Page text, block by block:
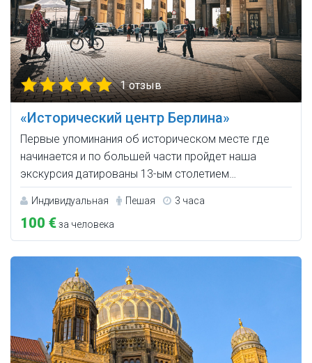
1 отзыв
«Исторический центр Берлина»
Первые упоминания об историческом месте где
начинается и по большей части пройдет наша
экскурсия датированы 13-ым столетием…
Индивидуальная Пешая 3 часа
100 €за человека